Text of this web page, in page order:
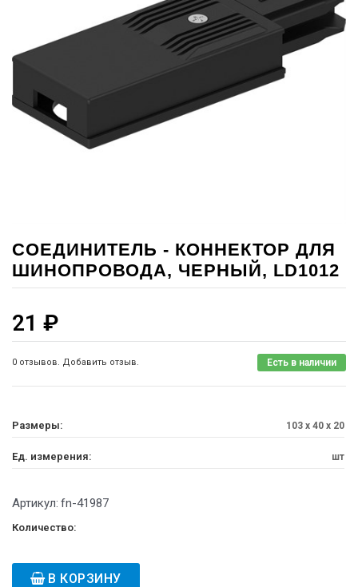
CОЕДИНИТЕЛЬ - КОННЕКТОР ДЛЯ
ШИНОПРОВОДА, ЧЕРНЫЙ, LD1012
21 ₽
0 отзывов. Добавить отзыв. Есть в наличии
Размеры: 103 x 40 x 20
Ед. измерения: шт
Артикул: fn-41987
Количество:
В КОРЗИНУ